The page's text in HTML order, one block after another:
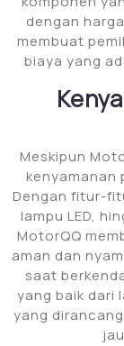
dengan
membuat
biaya yang
Meskipun
kenyamanan
Dengan fitur-
lampu LED,
MotorQQ
aman dan
saat
yang baik dari
yang